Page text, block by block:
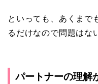
といっても、あくまで
るだけなので問題はな
パートナーの理解